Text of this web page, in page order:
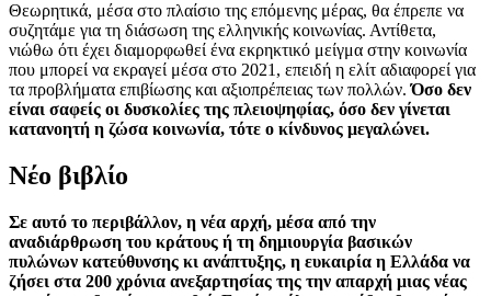
Θεωρητικά, μέσα στο πλαίσιο της επόμενης μέρας, θα έπρεπε να
συζητάμε για τη διάσωση της ελληνικής κοινωνίας. Αντίθετα,
νιώθω ότι έχει διαμορφωθεί ένα εκρηκτικό μείγμα στην κοινωνία
που μπορεί να εκραγεί μέσα στο 2021, επειδή η ελίτ αδιαφορεί για
τα προβλήματα επιβίωσης και αξιοπρέπειας των πολλών. Όσο δεν
είναι σαφείς οι δυσκολίες της πλειοψηφίας, όσο δεν γίνεται
κατανοητή η ζώσα κοινωνία, τότε ο κίνδυνος μεγαλώνει.
Νέο βιβλίο
Σε αυτό το περιβάλλον, η νέα αρχή, μέσα από την
αναδιάρθρωση του κράτους ή τη δημιουργία βασικών
πυλώνων κατεύθυνσης κι ανάπτυξης, η ευκαιρία η Ελλάδα να
ζήσει στα 200 χρόνια ανεξαρτησίας της την απαρχή μιας νέας